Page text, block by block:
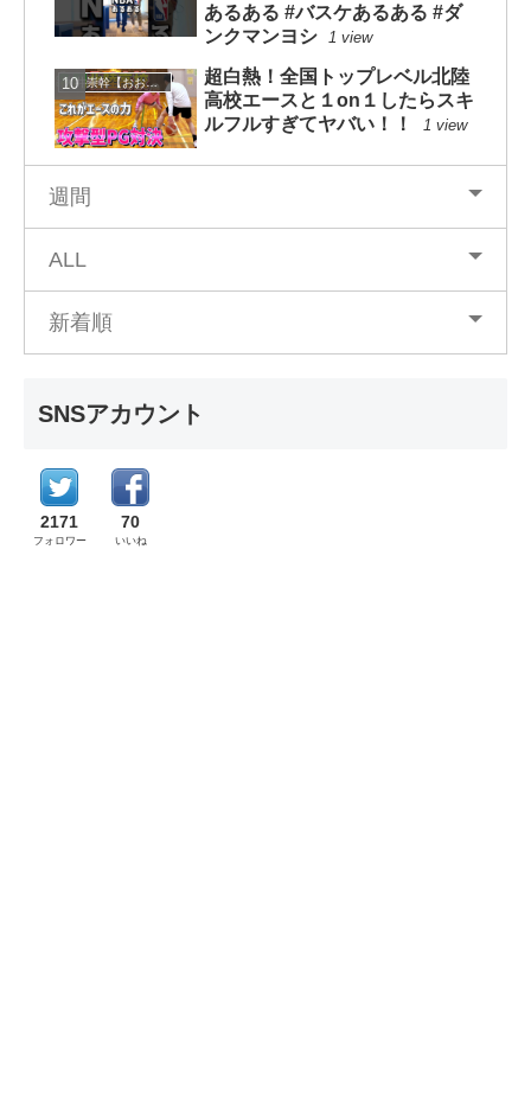
あるある #バスケあるある #ダ
ンクマンヨシ
1 view
大井崇幹【おおいたかよし】
超白熱！全国トップレベル北陸
高校エースと１on１したらスキ
ルフルすぎてヤバい！！
1 view
週間
ALL
新着順
SNSアカウント
2171
フォロワー
70
いいね